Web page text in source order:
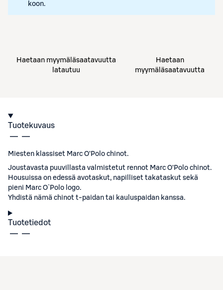
koon.
Haetaan myymäläsaatavuutta
latautuu
Haetaan
myymäläsaatavuutta
Tuotekuvaus
Miesten klassiset Marc O'Polo chinot.
Joustavasta puuvillasta valmistetut rennot Marc O'Polo chinot.
Housuissa on edessä avotaskut, napilliset takataskut sekä
pieni Marc O`Polo logo.
Yhdistä nämä chinot t-paidan tai kauluspaidan kanssa.
Tuotetiedot